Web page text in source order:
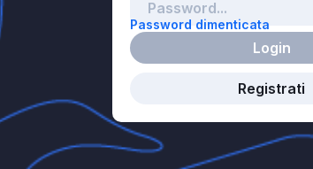
Password dimenticata
Login
Registrati